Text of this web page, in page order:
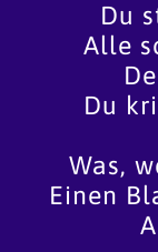
Du
Alle
Du
Was,
Einen